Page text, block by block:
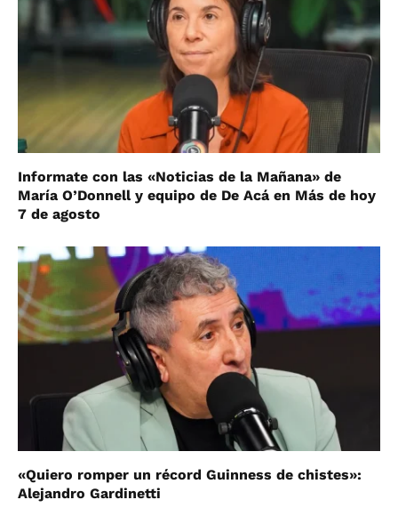
Informate con las «Noticias de la Mañana» de
María O’Donnell y equipo de De Acá en Más de hoy
7 de agosto
«Quiero romper un récord Guinness de chistes»:
Alejandro Gardinetti